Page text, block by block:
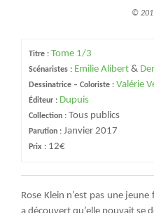
©
Titre : Tome 1/3
Scénaristes : Emilie Alibert &
Dessinatrice – Coloriste : Valérie
Éditeur : Dupuis
Collection : Tous publics
Parution : Janvier 2017
Prix : 12€
Rose Klein n’est pas une